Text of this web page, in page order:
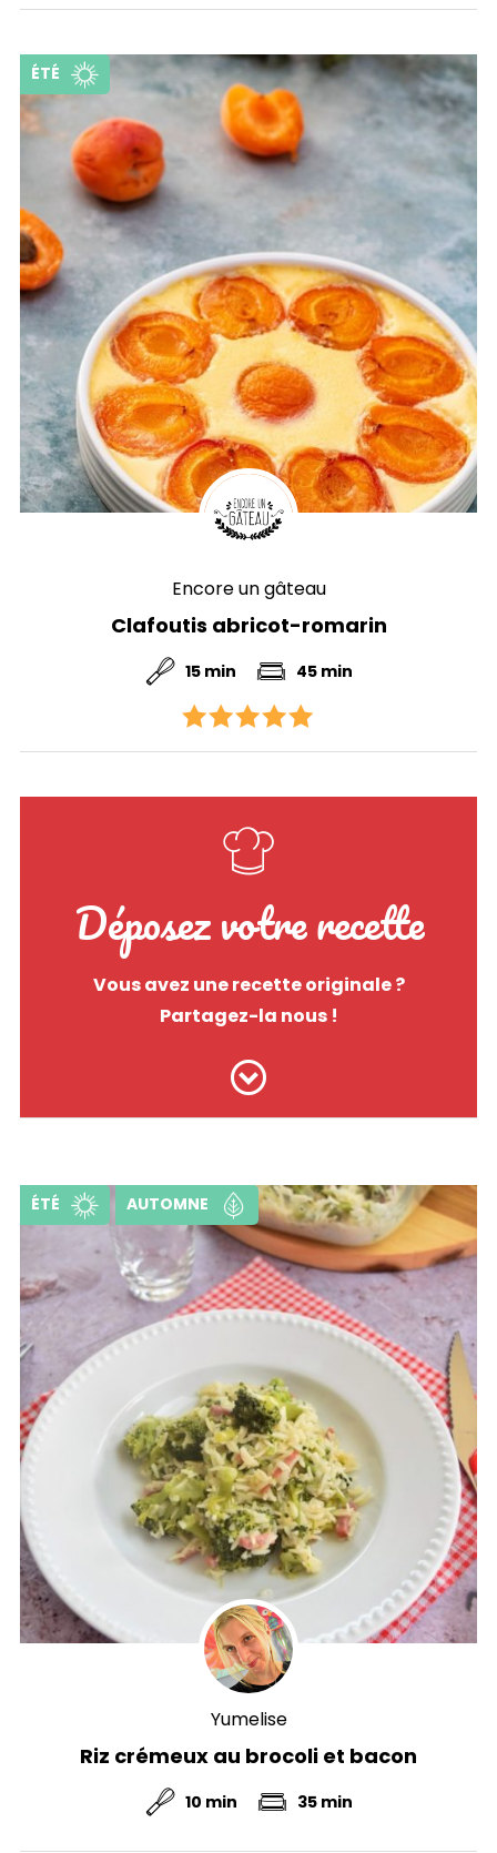
Encore un gâteau
ÉTÉ
Clafoutis abricot-romarin
15 min 45 min
Déposez votre recette
Vous avez une recette originale ?
Partagez-la nous !
Yumelise
ÉTÉ AUTOMNE
Riz crémeux au brocoli et bacon
10 min 35 min